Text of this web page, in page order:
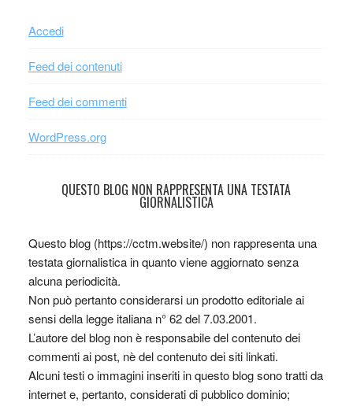
Accedi
Feed dei contenuti
Feed dei commenti
WordPress.org
QUESTO BLOG NON RAPPRESENTA UNA TESTATA
GIORNALISTICA
Questo blog (https://cctm.website/) non rappresenta una
testata giornalistica in quanto viene aggiornato senza
alcuna periodicità.
Non può pertanto considerarsi un prodotto editoriale ai
sensi della legge italiana n° 62 del 7.03.2001.
L’autore del blog non è responsabile del contenuto dei
commenti ai post, nè del contenuto dei siti linkati.
Alcuni testi o immagini inseriti in questo blog sono tratti da
internet e, pertanto, considerati di pubblico dominio;